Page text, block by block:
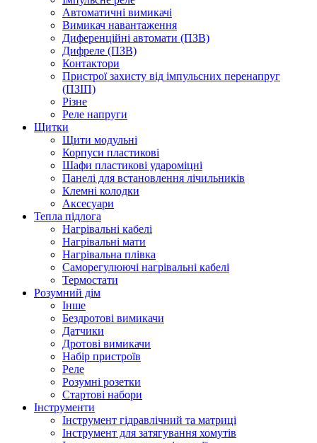
Автоматичні вимикачі
Вимикач навантаження
Диференційні автомати (ПЗВ)
Дифреле (ПЗВ)
Контактори
Пристрої захисту від імпульсних перенапруг
(ПЗІП)
Різне
Реле напруги
Щитки
Щити модульні
Корпуси пластикові
Шафи пластикові удароміцні
Панелі для встановлення лічильників
Клемні колодки
Аксесуари
Тепла підлога
Нагрівальні кабелі
Нагрівальні мати
Нагрівальна плівка
Саморегулюючі нагрівальні кабелі
Термостати
Розумний дім
Інше
Бездротові вимикачи
Датчики
Дротові вимикачи
Набір пристроїв
Реле
Розумні розетки
Стартові набори
Інструменти
Інструмент гідравлічний та матриці
Інструмент для затягування хомутів